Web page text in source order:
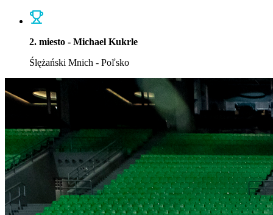
2. miesto - Michael Kukrle
Ślężański Mnich - Poľsko